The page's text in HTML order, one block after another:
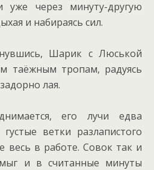
через минуту-другую
и набираясь сил.
Шарик с Люськой
таёжным тропам, радуясь
лая.
его лучи едва
ветки разлапистого
весь в работе. Совок так и
и в считанные минуты